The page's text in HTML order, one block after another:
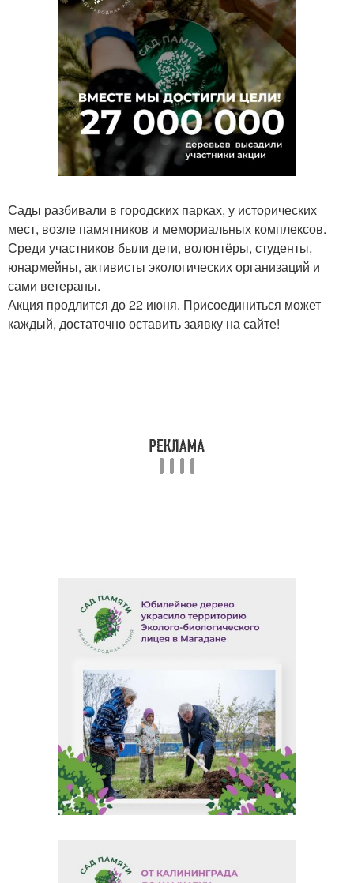
Сады разбивали в городских парках, у исторических
мест, возле памятников и мемориальных комплексов.
Среди участников были дети, волонтёры, студенты,
юнармейны, активисты экологических организаций и
сами ветераны.
Акция продлится до 22 июня. Присоединиться может
каждый, достаточно оставить заявку на сайте!